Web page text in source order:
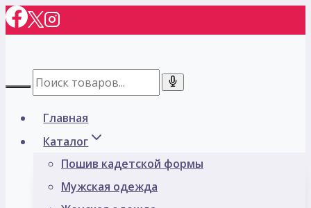
Перейти
к
Главная
Каталог
Пошив кадетской формы
Мужская одежда